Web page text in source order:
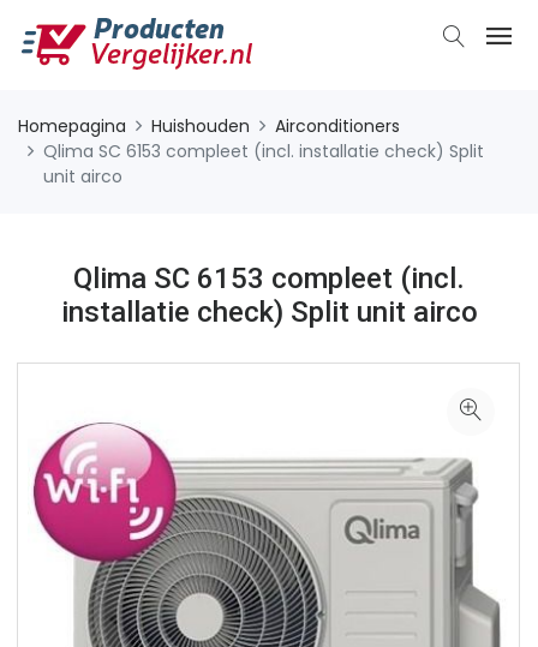
Homepagina Huishouden
Airconditioners
Qlima SC 6153 compleet (incl. installatie check) Split
unit airco
Qlima SC 6153 compleet (incl.
installatie check) Split unit airco